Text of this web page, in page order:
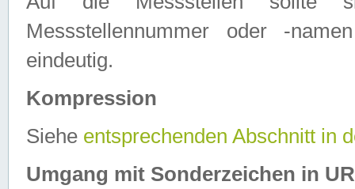
Messstellennummer oder -
eindeutig.
Kompression
Siehe entsprechenden Abschnitt in
Umgang mit Sonderzeichen in